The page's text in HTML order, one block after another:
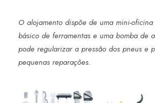
O alojamento dispõe de uma mini-
básico de ferramentas e uma bomba de
pode regularizar a pressão dos pneus e
pequenas reparações.